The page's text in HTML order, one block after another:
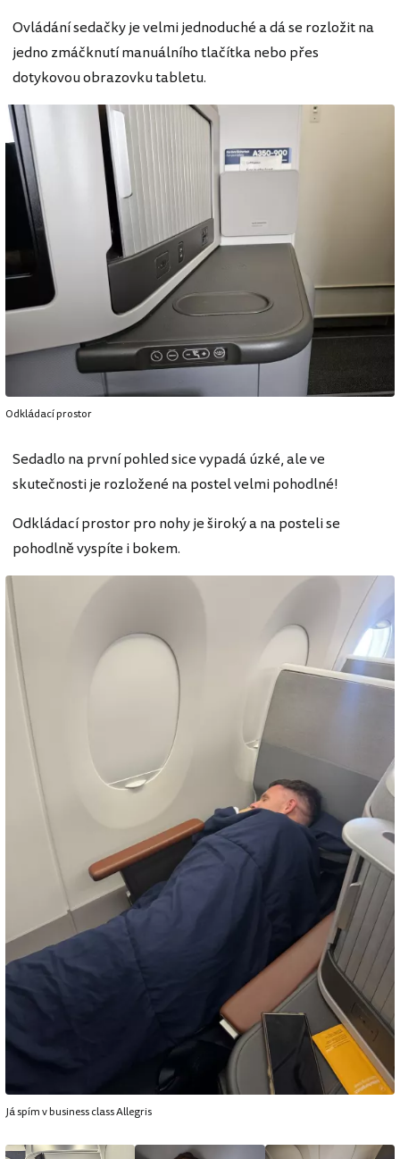
Ovládání sedačky je velmi jednoduché a dá se rozložit na
jedno zmáčknutí manuálního tlačítka nebo přes
dotykovou obrazovku tabletu.
Odkládací prostor
Sedadlo na první pohled sice vypadá úzké, ale ve
skutečnosti je rozložené na postel velmi pohodlné!
Odkládací prostor pro nohy je široký a na posteli se
pohodlně vyspíte i bokem.
Já spím v business class Allegris